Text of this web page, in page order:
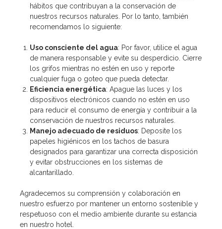
hábitos que contribuyan a la conservación de
nuestros recursos naturales. Por lo tanto, también
recomendamos lo siguiente:
Uso consciente del agua: Por favor, utilice el agua
de manera responsable y evite su desperdicio. Cierre
los grifos mientras no estén en uso y reporte
cualquier fuga o goteo que pueda detectar.
Eficiencia energética: Apague las luces y los
dispositivos electrónicos cuando no estén en uso
para reducir el consumo de energía y contribuir a la
conservación de nuestros recursos naturales.
Manejo adecuado de residuos: Deposite los
papeles higiénicos en los tachos de basura
designados para garantizar una correcta disposición
y evitar obstrucciones en los sistemas de
alcantarillado.
Agradecemos su comprensión y colaboración en
nuestro esfuerzo por mantener un entorno sostenible y
respetuoso con el medio ambiente durante su estancia
en nuestro hotel.